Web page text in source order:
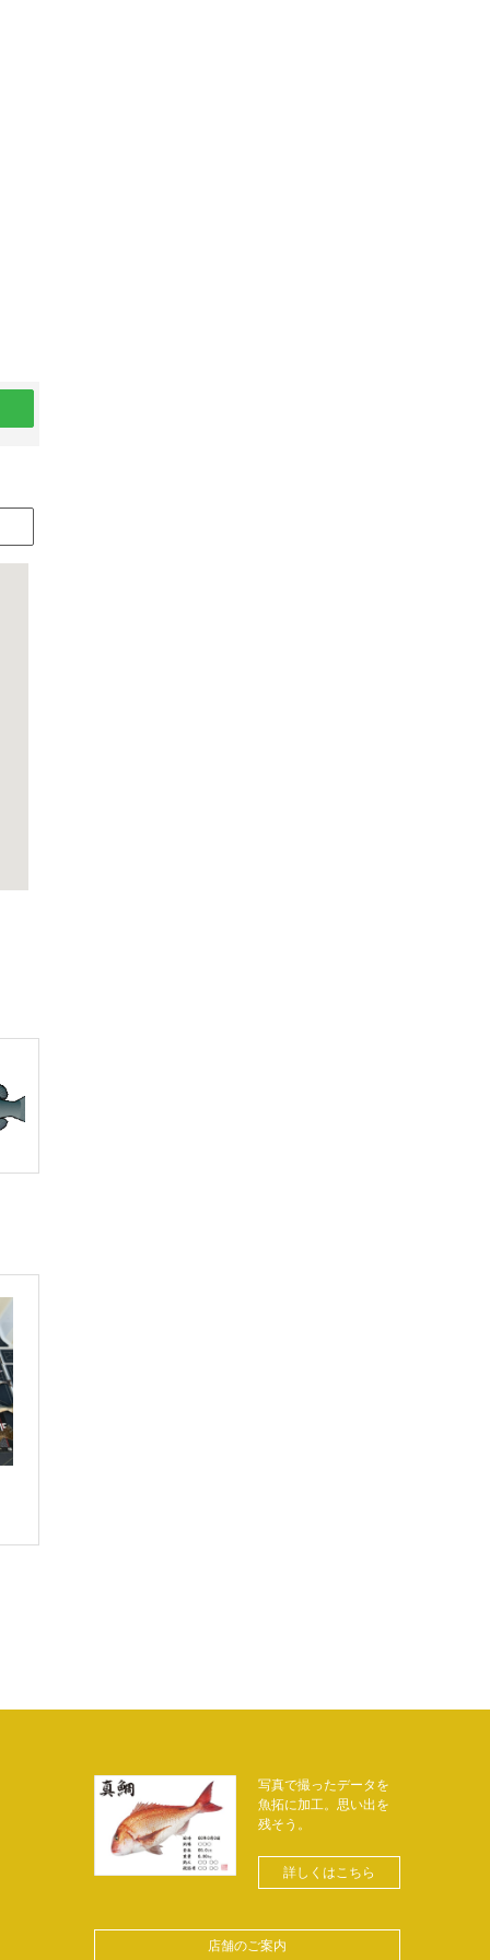
写真で撮ったデータを
魚拓に加工。思い出を
残そう。
詳しくはこちら
店舗のご案内